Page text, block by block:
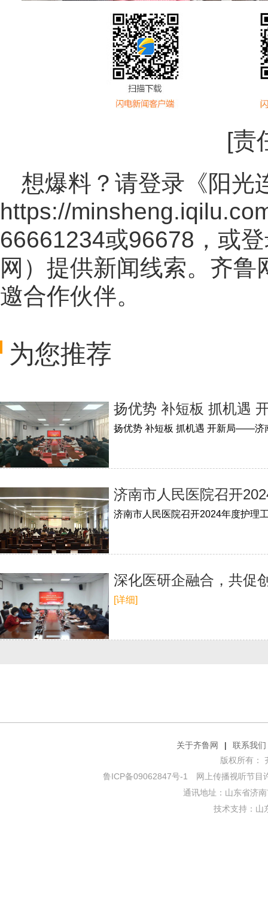
[责
想爆料？请登录《阳光
https://
66661234或96678，或
网 ）提供新闻线索。齐鲁
邀合作伙伴。
为您推荐
扬优势 补短板 抓机遇
扬优势 补短板 抓机遇 开新局——济
济南市人民医院召开
济南市人民医院召开2024年度护理
深化医研企融合，共促
[详细]
关于齐鲁网 |
联系我们
版权所有：
鲁ICP备09062847号-1
网上传播视听节目
通讯地址：山东省济
技术支持： 山